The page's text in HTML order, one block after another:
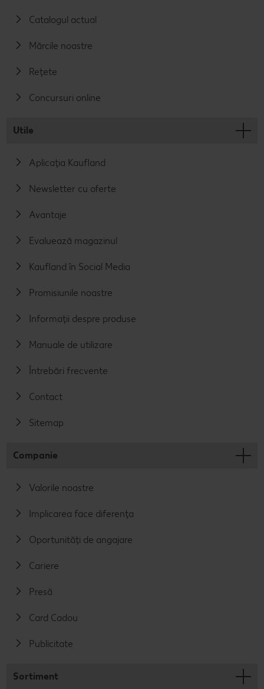
Catalogul actual
Mărcile noastre
Rețete
Concursuri online
Utile
Aplicația Kaufland
Newsletter cu oferte
Avantaje
Evaluează magazinul
Kaufland în Social Media
Promisiunile noastre
Informații despre produse
Manuale de utilizare
Întrebări frecvente
Contact
Sitemap
Companie
Valorile noastre
Implicarea face diferența
Oportunități de angajare
Cariere
Presă
Card Cadou
Publicitate
Sortiment